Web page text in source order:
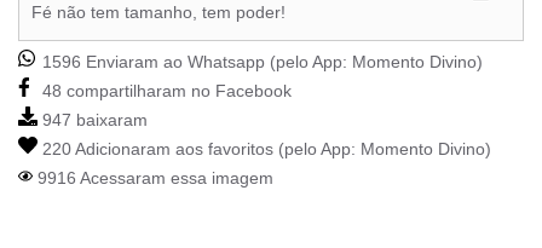
Fé não tem tamanho, tem poder!
1596 Enviaram ao Whatsapp (pelo App: Momento Divino)
48 compartilharam no Facebook
947 baixaram
220 Adicionaram aos favoritos (pelo App: Momento Divino)
9916 Acessaram essa imagem